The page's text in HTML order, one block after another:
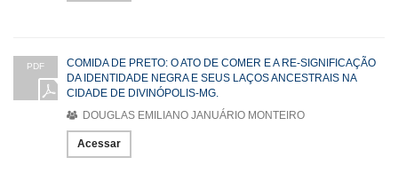
PDF
COMIDA DE PRETO: O ATO DE COMER E A RE-SIGNIFICAÇÃO
DA IDENTIDADE NEGRA E SEUS LAÇOS ANCESTRAIS NA
CIDADE DE DIVINÓPOLIS-MG.
DOUGLAS EMILIANO JANUÁRIO MONTEIRO
Acessar